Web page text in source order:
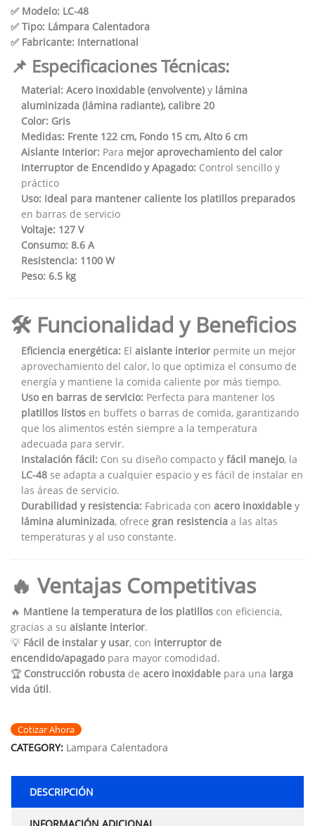
✅ Modelo: LC-48
✅ Tipo: Lámpara Calentadora
✅ Fabricante: International
📌 Especificaciones Técnicas:
Material: Acero inoxidable (envolvente) y lámina
aluminizada (lámina radiante), calibre 20
Color: Gris
Medidas: Frente 122 cm, Fondo 15 cm, Alto 6 cm
Aislante Interior: Para mejor aprovechamiento del calor
Interruptor de Encendido y Apagado: Control sencillo y
práctico
Uso: Ideal para mantener caliente los platillos preparados
en barras de servicio
Voltaje: 127 V
Consumo: 8.6 A
Resistencia: 1100 W
Peso: 6.5 kg
🛠️ Funcionalidad y Beneficios
Eficiencia energética: El aislante interior permite un mejor
aprovechamiento del calor, lo que optimiza el consumo de
energía y mantiene la comida caliente por más tiempo.
Uso en barras de servicio: Perfecta para mantener los
platillos listos en buffets o barras de comida, garantizando
que los alimentos estén siempre a la temperatura
adecuada para servir.
Instalación fácil: Con su diseño compacto y fácil manejo, la
LC-48 se adapta a cualquier espacio y es fácil de instalar en
las áreas de servicio.
Durabilidad y resistencia: Fabricada con acero inoxidable y
lámina aluminizada, ofrece gran resistencia a las altas
temperaturas y al uso constante.
🔥 Ventajas Competitivas
🔥 Mantiene la temperatura de los platillos con eficiencia,
gracias a su aislante interior.
💡 Fácil de instalar y usar, con interruptor de
encendido/apagadopara mayor comodidad.
🏆 Construcción robusta de acero inoxidable para una larga
vida útil.
Cotizar Ahora
CATEGORY: Lampara Calentadora
DESCRIPCIÓN